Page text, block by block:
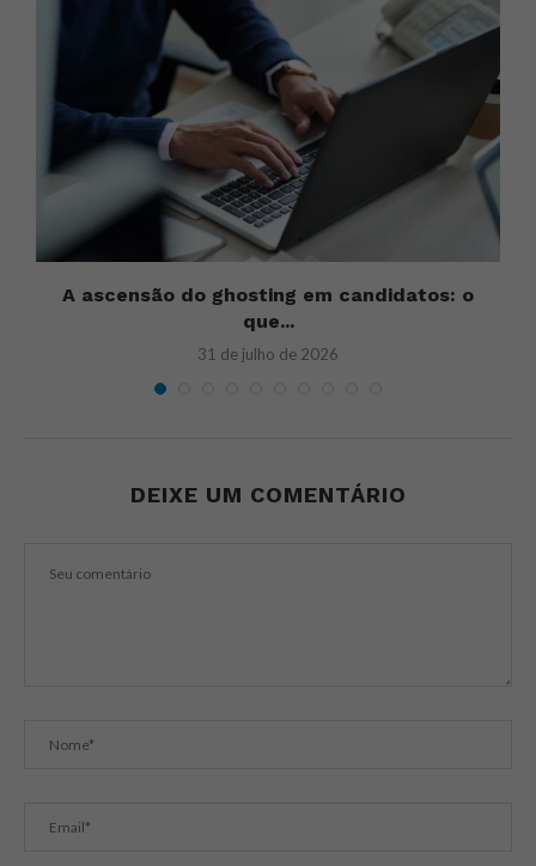
A ascensão do ghosting em candidatos: o
que...
31 de julho de 2026
DEIXE UM COMENTÁRIO